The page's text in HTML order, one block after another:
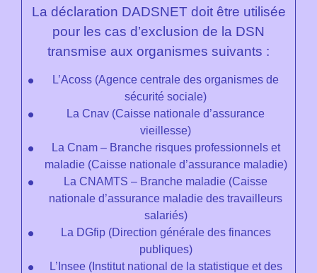
La déclaration DADSNET doit être utilisée
pour les cas d’exclusion de la DSN
transmise aux organismes suivants :
L’Acoss (Agence centrale des organismes de
sécurité sociale)
La Cnav (Caisse nationale d’assurance
vieillesse)
La Cnam – Branche risques professionnels et
maladie (Caisse nationale d’assurance maladie)
La CNAMTS – Branche maladie (Caisse
nationale d’assurance maladie des travailleurs
salariés)
La DGfip (Direction générale des finances
publiques)
L’Insee (Institut national de la statistique et des